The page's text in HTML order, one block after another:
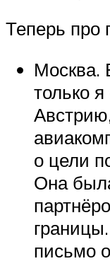
Теперь про
Москва.
только
о цели
Она
письмо